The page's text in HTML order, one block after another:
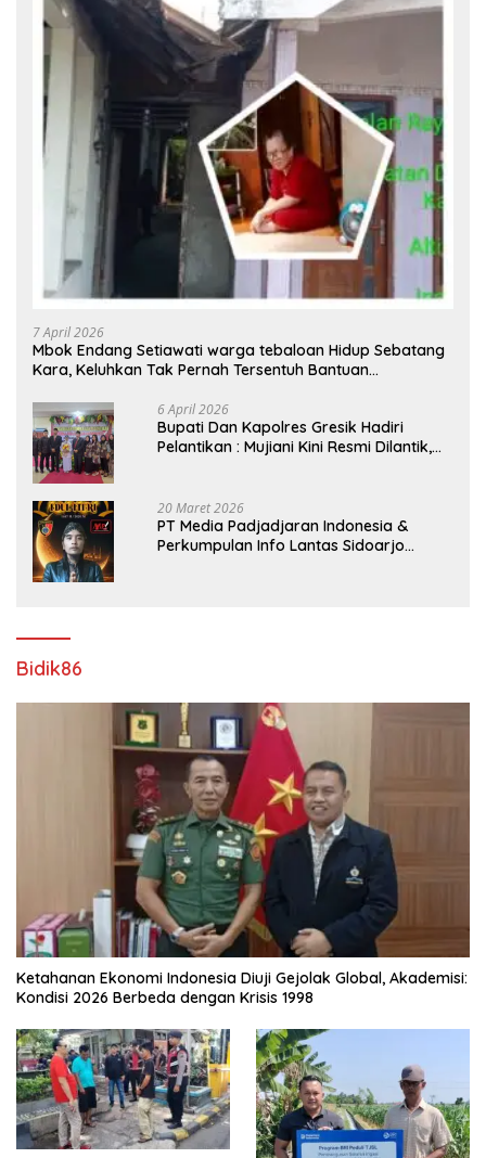
7 April 2026
Mbok Endang Setiawati warga tebaloan Hidup Sebatang
Kara, Keluhkan Tak Pernah Tersentuh Bantuan
6 April 2026
​Bupati Dan Kapolres Gresik Hadiri
Pelantikan : Mujiani Kini Resmi Dilantik,
20 Maret 2026
PT Media Padjadjaran Indonesia &
Perkumpulan Info Lantas Sidoarjo
Bidik86
Ketahanan Ekonomi Indonesia Diuji Gejolak Global, Akademisi:
Kondisi 2026 Berbeda dengan Krisis 1998